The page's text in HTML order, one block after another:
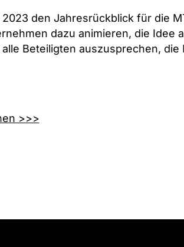
den Jahresrückblick für die
dazu animieren, die Idee
Beteiligten auszusprechen,
>>>